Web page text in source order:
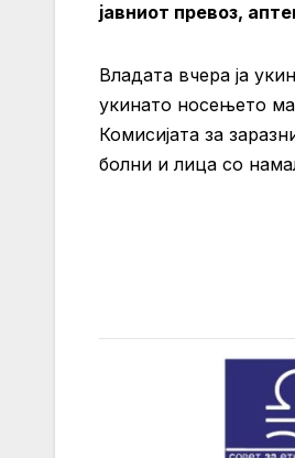
јавниот превоз,
Владата вчера ја
укинато носењето
Комисијата за
болни и лица со